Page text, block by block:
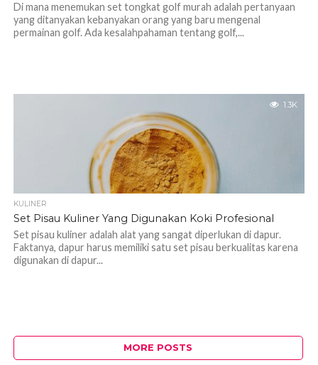
Di mana menemukan set tongkat golf murah adalah pertanyaan
yang ditanyakan kebanyakan orang yang baru mengenal
permainan golf. Ada kesalahpahaman tentang golf,...
1.3K
KULINER
Set Pisau Kuliner Yang Digunakan Koki Profesional
Set pisau kuliner adalah alat yang sangat diperlukan di dapur.
Faktanya, dapur harus memiliki satu set pisau berkualitas karena
digunakan di dapur...
MORE POSTS